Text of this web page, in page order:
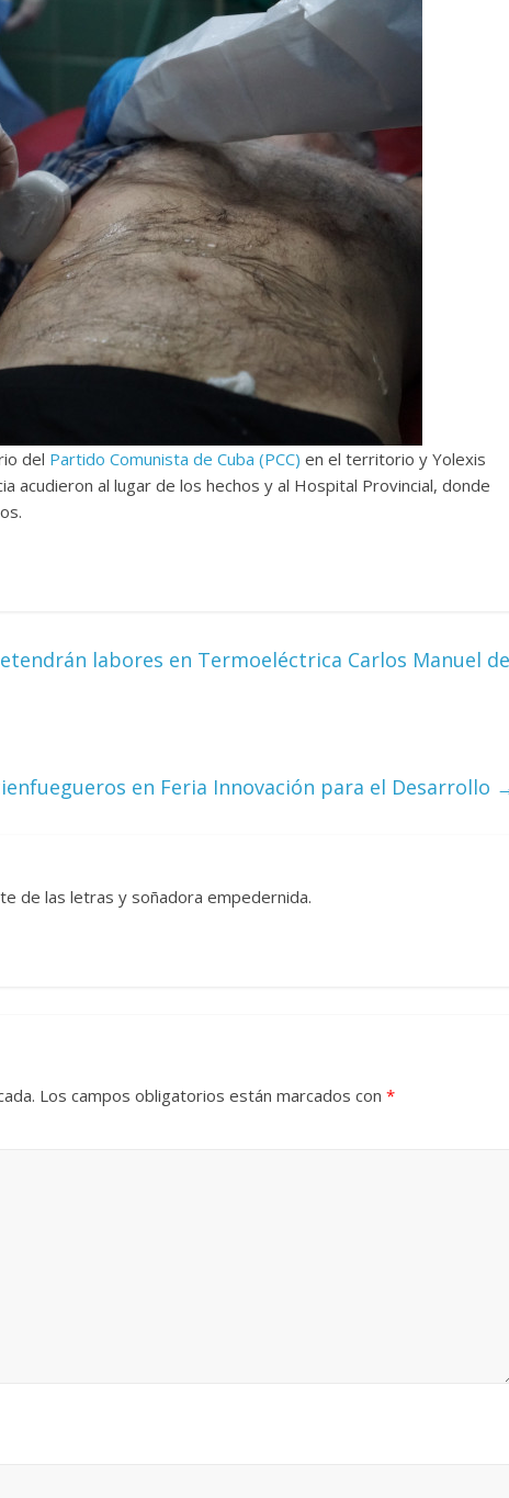
del Partido Comunista de Cuba (PCC) en el territorio y Yolexis
acudieron al lugar de los hechos y al Hospital Provincial, donde
labores en Termoeléctrica Carlos Manuel de
en Feria Innovación para el Desarrollo
de las letras y soñadora empedernida.
Los campos obligatorios están marcados con *